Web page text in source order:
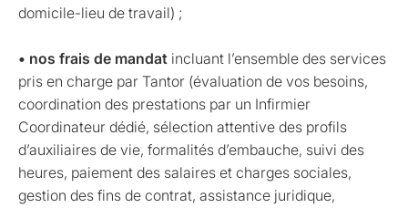
domicile-lieu de travail) ;
• nos frais de mandat incluant l’ensemble des services
pris en charge par Tantor (évaluation de vos besoins,
coordination des prestations par un Infirmier
Coordinateur dédié, sélection attentive des profils
d’auxiliaires de vie, formalités d’embauche, suivi des
heures, paiement des salaires et charges sociales,
gestion des fins de contrat, assistance juridique,